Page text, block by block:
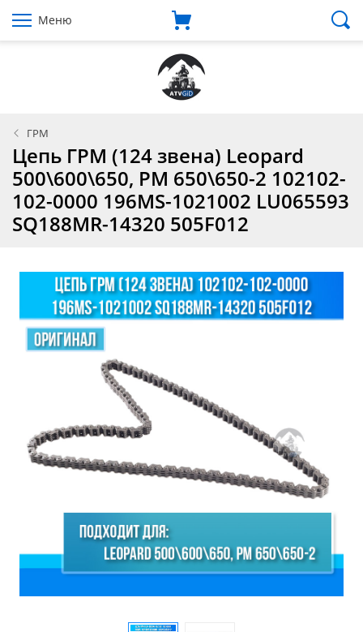
Меню
ГРМ
Цепь ГРМ (124 звена) Leopard
500\600\650, РМ 650\650-2 102102-
102-0000 196MS-1021002 LU065593
SQ188MR-14320 505F012